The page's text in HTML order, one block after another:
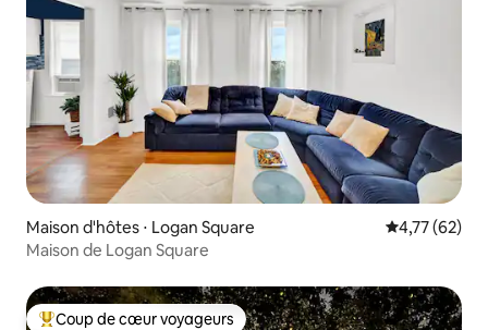
Maison d'hôtes ⋅ Logan Square Évaluation
4,77 (62)
Maison de Logan Square
Coup de cœur voyageurs